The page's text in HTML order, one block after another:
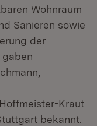
Wohnraum
Sanieren sowie
der
Kraut
bekannt.